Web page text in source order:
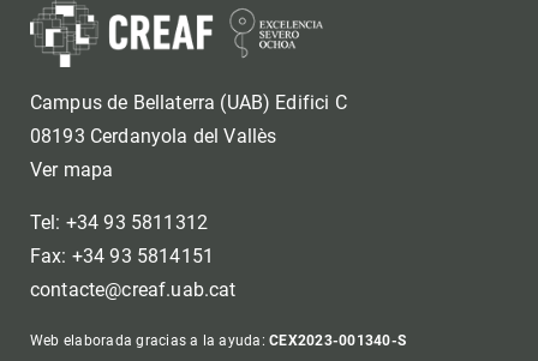
Campus de Bellaterra (UAB) Edifici C
08193 Cerdanyola del Vallès
Ver mapa
Tel: +34 93 5811312
Fax: +34 93 5814151
contacte@creaf.uab.cat
Web elaborada gracias a la ayuda:CEX2023-001340-S